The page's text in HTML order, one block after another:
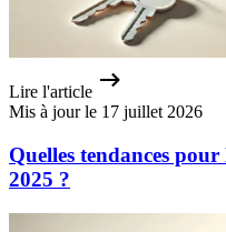
Lire l'article
Mis à jour le 17 juillet 2026
Quelles tendances
2025 ?